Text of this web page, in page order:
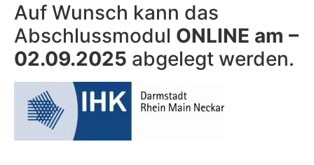
Auf Wunsch kann das
Abschlussmodul ONLINE am –
02.09.2025 abgelegt werden.